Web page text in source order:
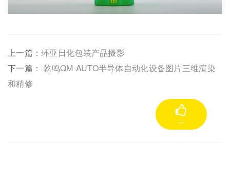
上一篇：环亚日化包装产品摄影
下一篇：乾鸣QM-AUTO半导体自动化设备图片三维渲染
和精修
--